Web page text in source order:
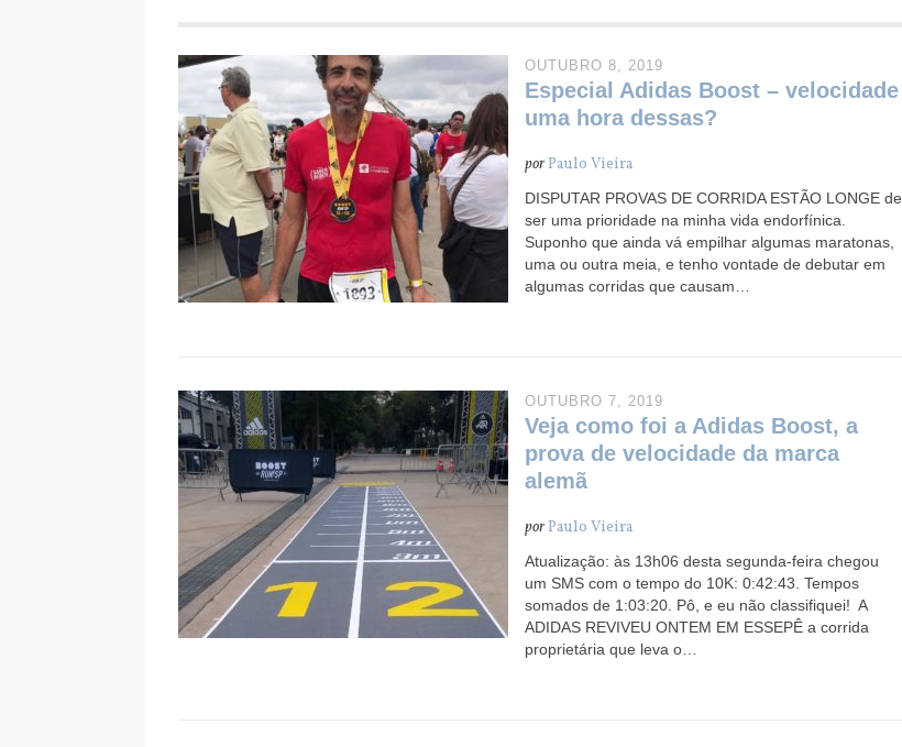
OUTUBRO 8, 2019
Especial Adidas Boost – velocidade
uma hora dessas?
porPaulo Vieira
DISPUTAR PROVAS DE CORRIDA ESTÃO LONGE de
ser uma prioridade na minha vida endorfínica.
Suponho que ainda vá empilhar algumas maratonas,
uma ou outra meia, e tenho vontade de debutar em
algumas corridas que causam…
OUTUBRO 7, 2019
Veja como foi a Adidas Boost, a
prova de velocidade da marca
alemã
porPaulo Vieira
Atualização: às 13h06 desta segunda-feira chegou
um SMS com o tempo do 10K: 0:42:43. Tempos
somados de 1:03:20. Pô, e eu não classifiquei! A
ADIDAS REVIVEU ONTEM EM ESSEPÊ a corrida
proprietária que leva o…